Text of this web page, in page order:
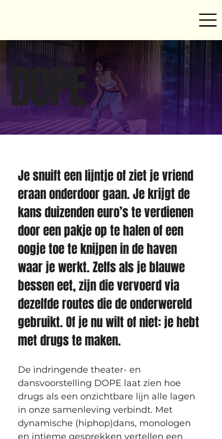
DOPE
Je snuift een lijntje of ziet je vriend
eraan onderdoor gaan. Je krijgt de
kans duizenden euro’s te verdienen
door een pakje op te halen of een
oogje toe te knijpen in de haven
waar je werkt. Zelfs als je blauwe
bessen eet, zijn die vervoerd via
dezelfde routes die de onderwereld
gebruikt. Of je nu wilt of niet: je hebt
met drugs te maken.
De indringende theater- en
dansvoorstelling DOPE laat zien hoe
drugs als een onzichtbare lijn alle lagen
in onze samenleving verbindt. Met
dynamische (hiphop)dans, monologen
en intieme gesprekken vertellen een